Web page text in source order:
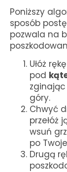
Poniższy
sposób
pozwala na
Ułóż
pod
zginając
góry.
Chwyć
przełóż
wsuń
po
Drugą